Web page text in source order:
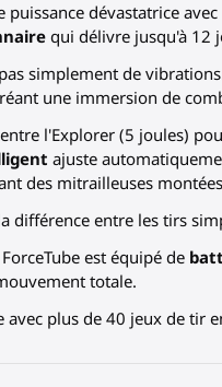
puissance dévastatrice
qui délivre jusqu'à 12
simplement de
une immersion de
entre l'Explorer (5 joules)
ajuste
des mitrailleuses
différence entre les tirs
est équipé de
totale.
avec plus de 40 jeux de tir